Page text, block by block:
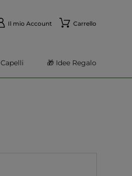
Il mio Account Carrello
Capelli 🎁 Idee Regalo